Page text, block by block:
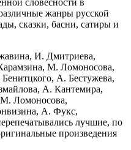
жанры русской
сказки, басни, сатиры и
И. Дмитриева,
М. Ломоносова,
А. Бестужева,
А. Кантемира,
Ломоносова,
А. Фукс,
лучшие, по
произведения